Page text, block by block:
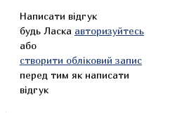
Написати відгук
будь Ласка авторизуйтесь
або
створити обліковий запис
перед тим як написати
відгук